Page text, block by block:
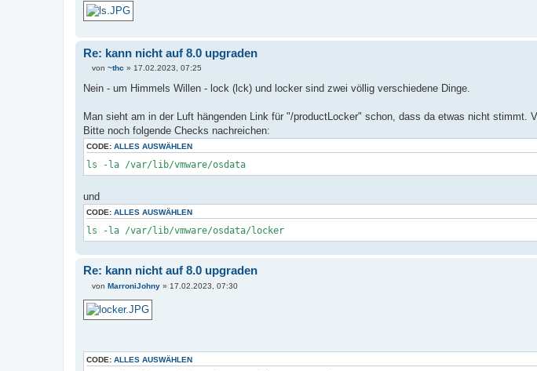
g
Re: kann nicht auf 8.0 upgraden
e
i
a
g
von ~thc » 17.02.2023, 07:25
Nein - um Himmels Willen - lock (lck) und locker sind zwei völlig verschiedene Dinge.
Man sieht am in der Luft hängenden Link für "/productLocker" schon, dass da etwas nicht stimmt.
Bitte noch folgende Checks nachreichen:
CODE: ALLES AUSWÄHLEN
ls -la /var/lib/vmware/osdata
und
CODE: ALLES AUSWÄHLEN
ls -la /var/lib/vmware/osdata/locker
Re: kann nicht auf 8.0 upgraden
e
i
t
von MarroniJohny » 17.02.2023, 07:30
CODE: ALLES AUSWÄHLEN